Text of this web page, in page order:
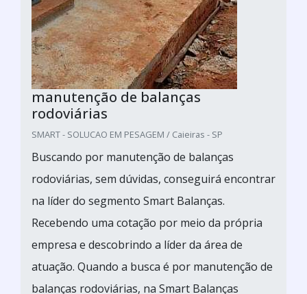
manutenção de balanças
rodoviárias
SMART - SOLUCAO EM PESAGEM / Caieiras - SP
Buscando por manutenção de balanças
rodoviárias, sem dúvidas, conseguirá encontrar
na líder do segmento Smart Balanças.
Recebendo uma cotação por meio da própria
empresa e descobrindo a líder da área de
atuação. Quando a busca é por manutenção de
balanças rodoviárias, na Smart Balanças